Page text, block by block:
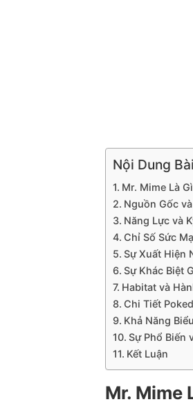
Nội Dung
Mr. Mime Là
Nguồn Gốc
Năng Lực và
Chỉ Số Sức
Sự Xuất Hiện
Sự Khác Biệt
Habitat và
Chi Tiết
Khả Năng
Sự Phổ Biến
Kết Luận
Mr. Mime